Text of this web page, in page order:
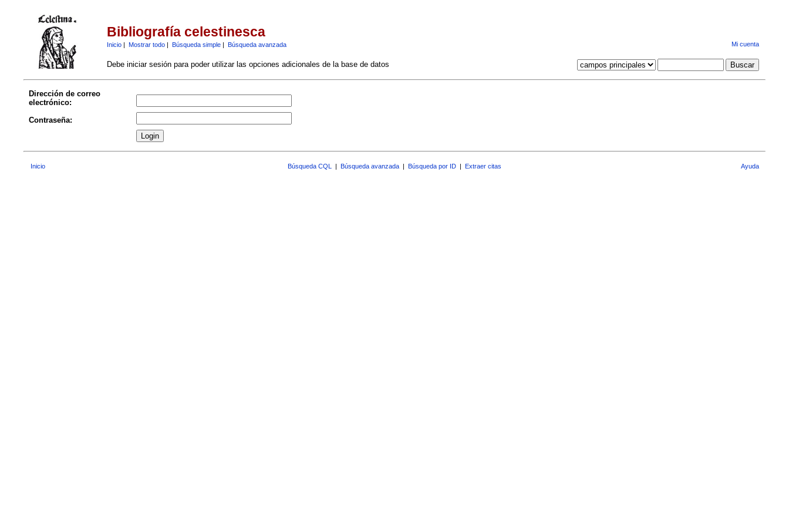
Bibliografía celestinesca
Inicio| Mostrar todo| Búsqueda simple| Búsqueda avanzada Mi cuenta
Debe iniciar sesión para poder utilizar las opciones adicionales de la base de datos
Dirección de correo
electrónico:
Contraseña:
Inicio Búsqueda CQL | Búsqueda avanzada | Búsqueda por ID | Extraer citas Ayuda